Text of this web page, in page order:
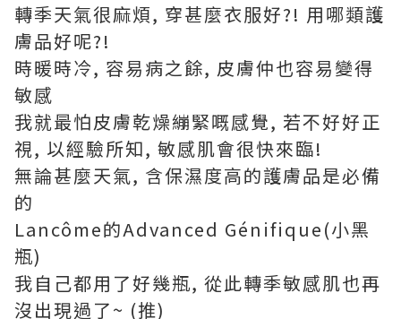
轉季天氣很麻煩, 穿甚麼衣服好?! 用哪類護
膚品好呢?!
時暖時冷, 容易病之餘, 皮膚仲也容易變得
敏感
我就最怕皮膚乾燥繃緊嘅感覺, 若不好好正
視, 以經驗所知, 敏感肌會很快來臨!
無論甚麼天氣, 含保濕度高的護膚品是必備
的
Lancôme的Advanced Génifique(小黑
瓶)
我自己都用了好幾瓶, 從此轉季敏感肌也再
沒出現過了~ (推)